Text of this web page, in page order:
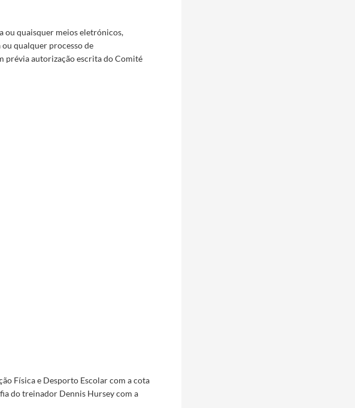
ou quaisquer meios eletrónicos,
qualquer processo de
prévia autorização escrita do Comité
Física e Desporto Escolar com a cota
do treinador Dennis Hursey com a